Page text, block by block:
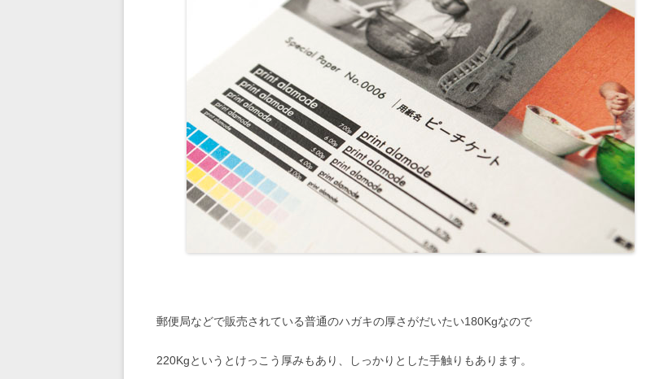
郵便局などで販売されている普通のハガキの厚さがだいたい180Kgなので
220Kgというとけっこう厚みもあり、しっかりとした手触りもあります。